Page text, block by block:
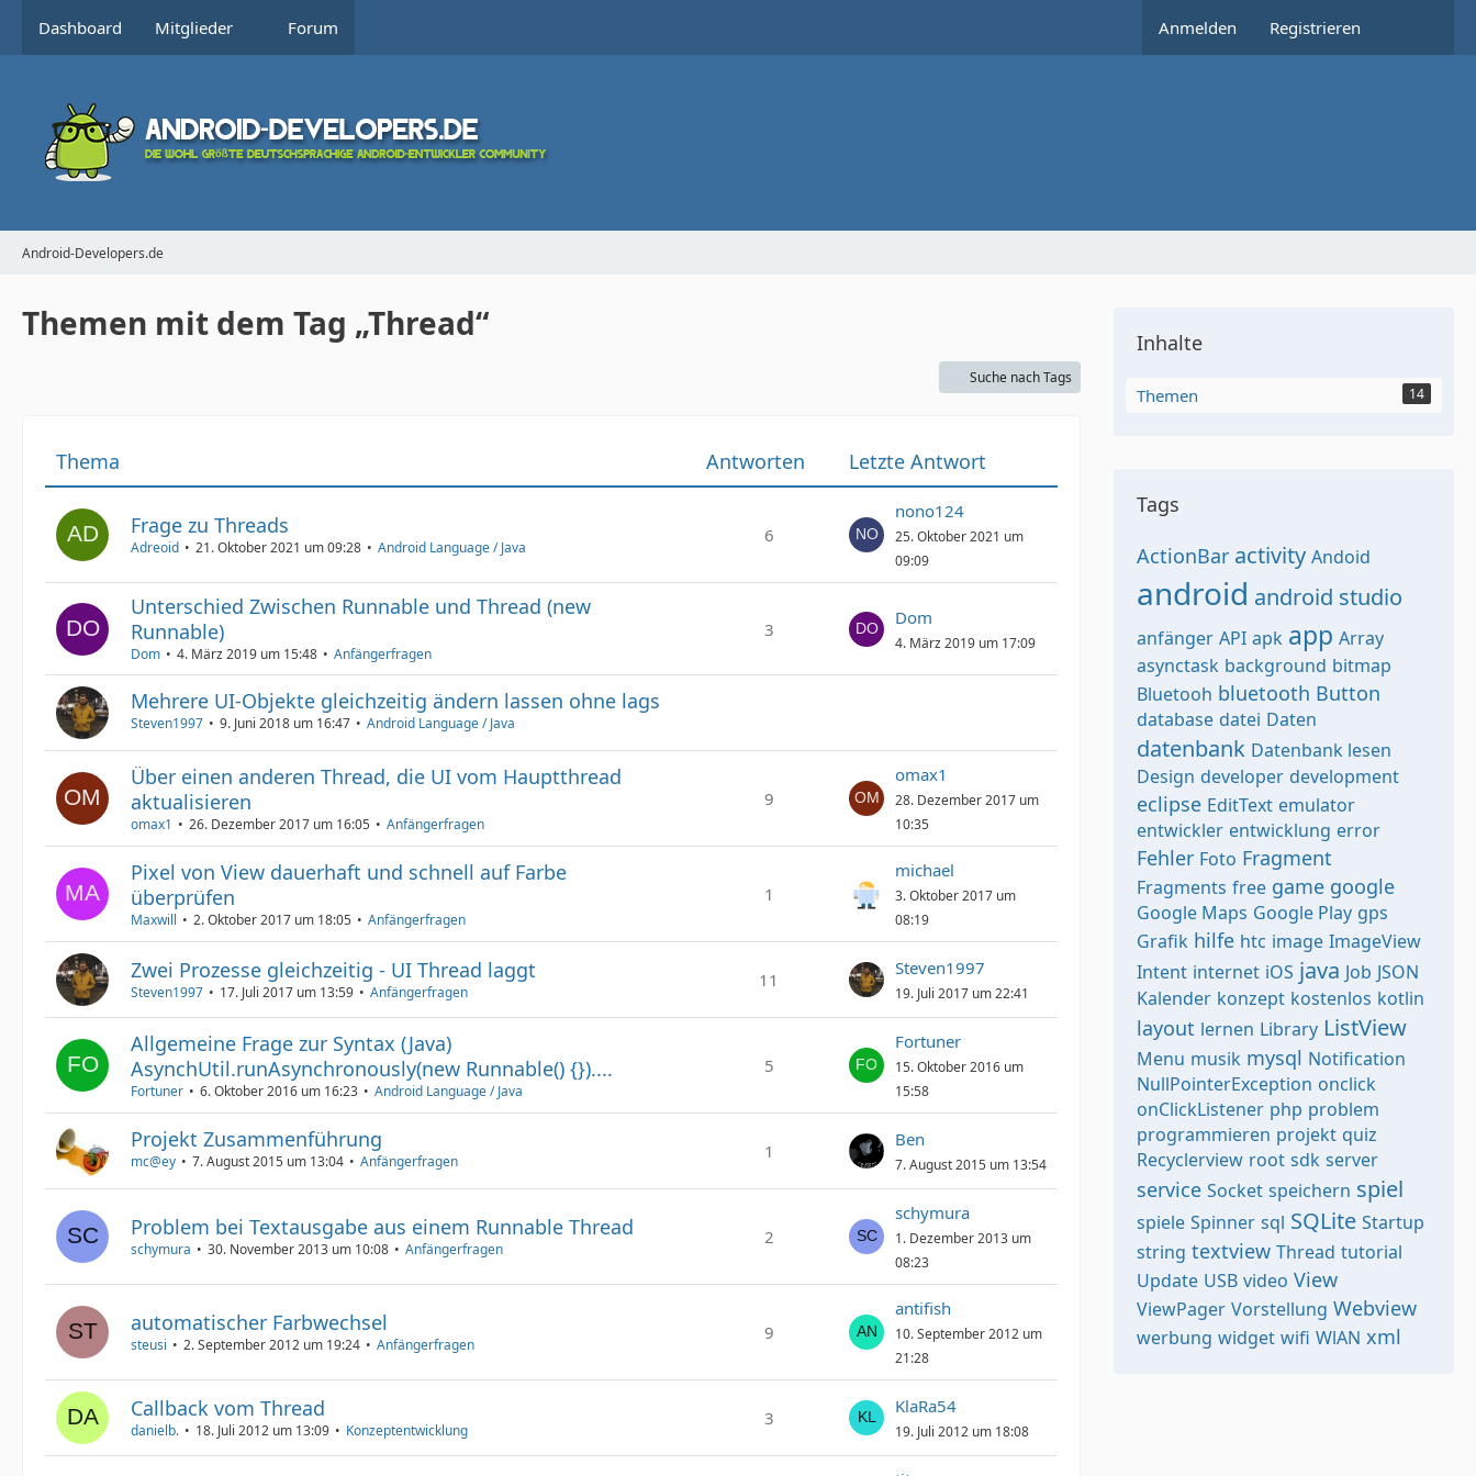
Dashboard Mitglieder Forum Anmelden Registrieren
Android-Developers.de
Themen mit dem Tag „Thread“
Suche nach Tags
Thema Antworten Letzte Antwort
Frage zu Threads
Adreoid 21. Oktober 2021 um 09:28 Android Language / Java
6
nono124
25. Oktober 2021 um
09:09
Unterschied Zwischen Runnable und Thread (new
Runnable)
Dom 4. März 2019 um 15:48 Anfängerfragen
3
Dom
4. März 2019 um 17:09
Mehrere UI-Objekte gleichzeitig ändern lassen ohne lags
Steven1997 9. Juni 2018 um 16:47 Android Language / Java
Über einen anderen Thread, die UI vom Hauptthread
aktualisieren
omax1 26. Dezember 2017 um 16:05 Anfängerfragen
9
omax1
28. Dezember 2017 um
10:35
Pixel von View dauerhaft und schnell auf Farbe
überprüfen
Maxwill 2. Oktober 2017 um 18:05 Anfängerfragen
1
michael
3. Oktober 2017 um
08:19
Zwei Prozesse gleichzeitig - UI Thread laggt
Steven1997 17. Juli 2017 um 13:59 Anfängerfragen
11
Steven1997
19. Juli 2017 um 22:41
Allgemeine Frage zur Syntax (Java)
AsynchUtil.runAsynchronously(new Runnable() {})....
Fortuner 6. Oktober 2016 um 16:23 Android Language / Java
5
Fortuner
15. Oktober 2016 um
15:58
Projekt Zusammenführung
mc@ey 7. August 2015 um 13:04 Anfängerfragen 1
Ben
7. August 2015 um 13:54
Problem bei Textausgabe aus einem Runnable Thread
schymura 30. November 2013 um 10:08 Anfängerfragen
2
schymura
1. Dezember 2013 um
08:23
automatischer Farbwechsel
steusi 2. September 2012 um 19:24 Anfängerfragen
9
antifish
10. September 2012 um
21:28
Callback vom Thread
danielb. 18. Juli 2012 um 13:09 Konzeptentwicklung
3
KlaRa54
19. Juli 2012 um 18:08
Inhalte
Themen 14
Tags
ActionBar activity Andoid
android android studio
anfänger API apk app Array
asynctask background bitmap
Bluetooh bluetooth Button
database datei Daten
datenbank Datenbank lesen
Design developer development
eclipse EditText emulator
entwickler entwicklung error
Fehler Foto Fragment
Fragments free game google
Google Maps Google Play gps
Grafik hilfe htc image ImageView
Intent internet iOS java Job JSON
Kalender konzept kostenlos kotlin
layout lernen Library ListView
Menu musik mysql Notification
NullPointerException onclick
onClickListener php problem
programmieren projekt quiz
Recyclerview root sdk server
service Socket speichern spiel
spiele Spinner sql SQLite Startup
string textview Thread tutorial
Update USB video View
ViewPager Vorstellung Webview
werbung widget wifi WlAN xml